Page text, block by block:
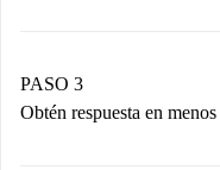
propietario acepte.
PASO 3
Obtén respuesta en